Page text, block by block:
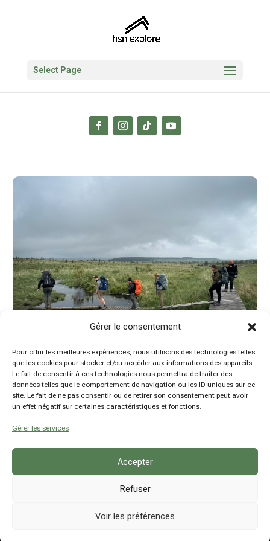
Gérer le consentement
Pour offrir les meilleures expériences, nous utilisons des technologies telles
que les cookies pour stocker et/ou accéder aux informations des appareils.
Le fait de consentir à ces technologies nous permettra de traiter des
données telles que le comportement de navigation ou les ID uniques sur ce
site. Le fait de ne pas consentir ou de retirer son consentement peut avoir
un effet négatif sur certaines caractéristiques et fonctions.
Gérer les services
Accepter
Refuser
Voir les préférences
Select Page
Microaventure : 2 jours de randonnée et bivouac
dans les Hautes-Fagnes
byDamien Hansen|20 Juin 2024|Articles à la une